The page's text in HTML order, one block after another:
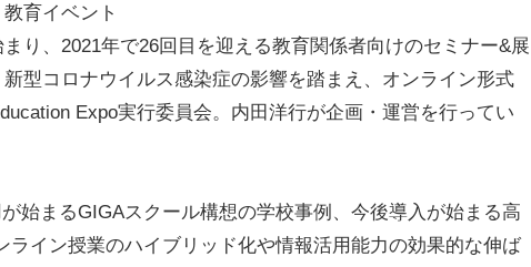
育イベント
り、2021年で26回目を迎える教育関係者向けのセミナー&展
型コロナウイルス感染症の影響を踏まえ、オンライン形式
Expo実行委員会。内田洋行が企画・運営を行ってい
始まるGIGAスクール構想の学校事例、今後導入が始まる高
ライン授業のハイブリッド化や情報活用能力の効果的な伸ば